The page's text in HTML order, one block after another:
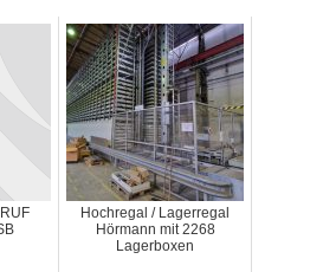
Hochregal / Lagerregal
Hörmann mit 2268
Lagerboxen